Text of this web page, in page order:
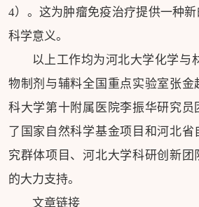
4）。这为肿瘤免疫治疗提供一种
科学意义。
以上工作均为河北大学化学与
物制剂与辅料全国重点实验室张金
科大学第十附属医院李振华研究员
了国家自然科学基金项目和河北
究群体项目、河北大学科研创新团
的大力支持。
文章链接